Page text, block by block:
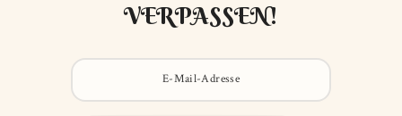
VERPASSEN!